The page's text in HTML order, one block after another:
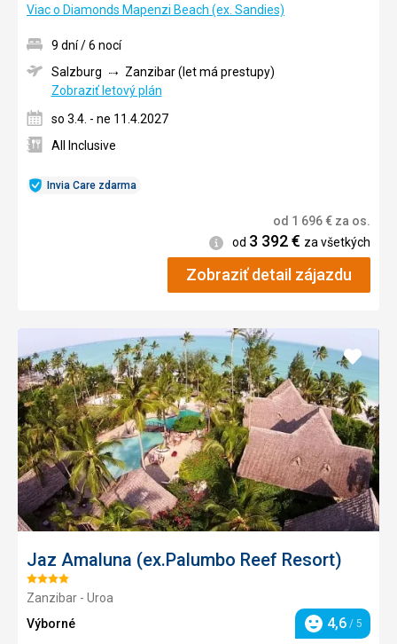
Viac o Diamonds Mapenzi Beach (ex. Sandies)
Invia Care zdarma
9 dní / 6 nocí
Salzburg
Zanzibar (let má prestupy)
Zobraziť letový plán
so 3.4. - ne 11.4.2027
All Inclusive
od 1 696€ za os.
Informácie
od 3 392€ za všetkých
Zobraziť detail zájazdu
Jaz Amaluna (ex.Palumbo Reef Resort)
Hodnotenie:
4/5
Zanzibar - Uroa
Výborné
Hodnotenie
4,6 / 5
Pridať